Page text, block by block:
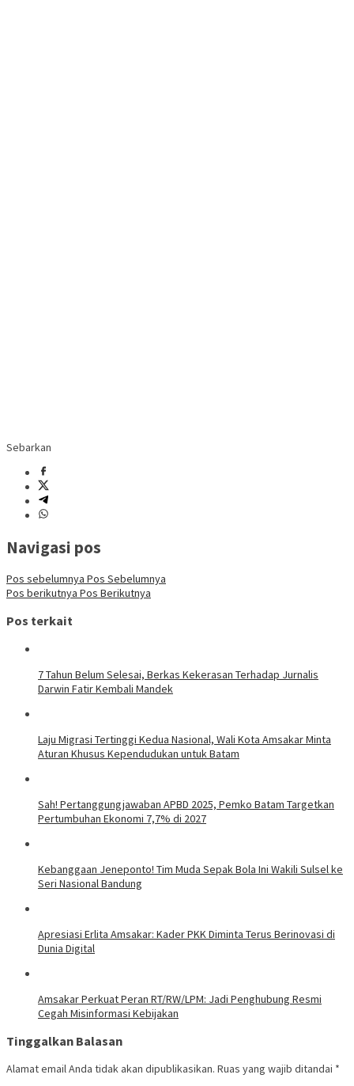
Sebarkan
Navigasi pos
Pos sebelumnya Pos Sebelumnya
Pos berikutnya Pos Berikutnya
Pos terkait
7 Tahun Belum Selesai, Berkas Kekerasan Terhadap Jurnalis
Darwin Fatir Kembali Mandek
Laju Migrasi Tertinggi Kedua Nasional, Wali Kota Amsakar Minta
Aturan Khusus Kependudukan untuk Batam
Sah! Pertanggungjawaban APBD 2025, Pemko Batam Targetkan
Pertumbuhan Ekonomi 7,7% di 2027
Kebanggaan Jeneponto! Tim Muda Sepak Bola Ini Wakili Sulsel ke
Seri Nasional Bandung
Apresiasi Erlita Amsakar: Kader PKK Diminta Terus Berinovasi di
Dunia Digital
Amsakar Perkuat Peran RT/RW/LPM: Jadi Penghubung Resmi
Cegah Misinformasi Kebijakan
Tinggalkan Balasan
Alamat email Anda tidak akan dipublikasikan. Ruas yang wajib ditandai *